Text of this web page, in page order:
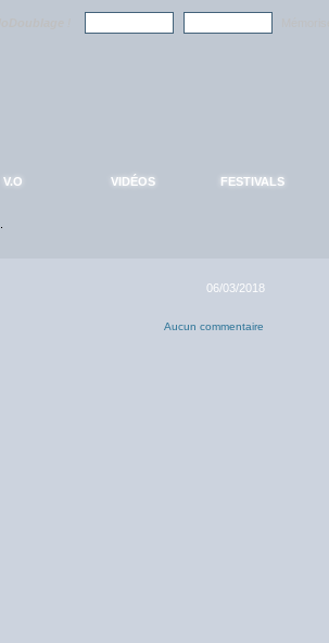
V.O VIDÉOS FESTIVALS
06/03/2018
Aucun commentaire